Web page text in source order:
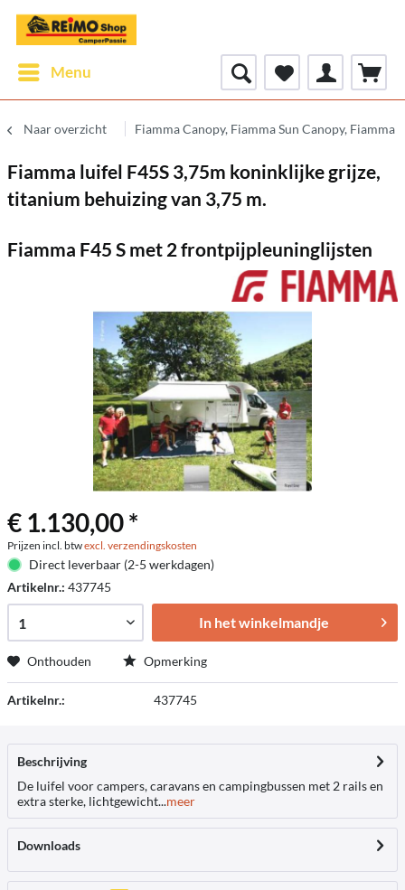
Menu
Naar overzicht Fiamma Canopy, Fiamma Sun Canopy, Fiamma
Fiamma luifel F45S 3,75m koninklijke grijze,
titanium behuizing van 3,75 m.
Fiamma F45 S met 2 frontpijpleuninglijsten
€ 1.130,00 *
Prijzen incl. btwexcl. verzendingskosten
Direct leverbaar (2-5 werkdagen)
Artikelnr.: 437745
In het winkelmandje
Onthouden Opmerking
Artikelnr.: 437745
Beschrijving
De luifel voor campers, caravans en campingbussen met 2 rails en
extra sterke, lichtgewicht...meer
Downloads